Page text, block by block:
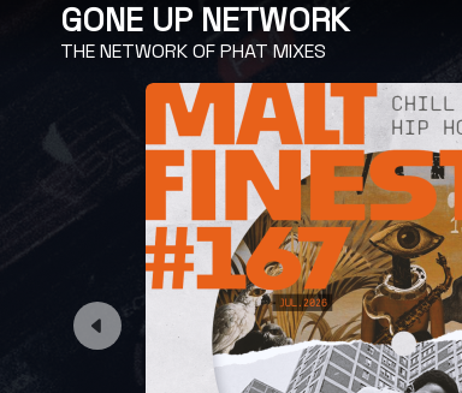
GONE UP NETWORK
THE NETWORK OF PHAT MIXES